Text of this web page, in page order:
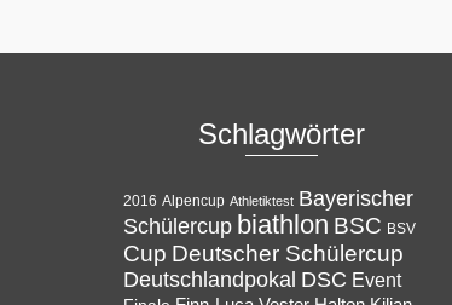
Schlagwörter
2016 Alpencup Athletiktest Bayerischer
Schülercup biathlon BSC BSV
Cup Deutscher Schülercup
Deutschlandpokal DSC Event